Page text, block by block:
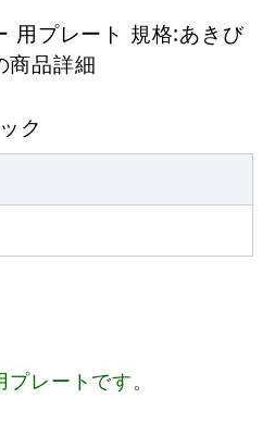
用プレート 規格:あきび
商品詳細
ク
レートです。